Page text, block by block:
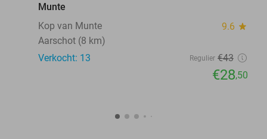
Munte
Kop van Munte
9.6 star
Aarschot (8 km)
Verkocht: 13
Regulier €43
€28,50